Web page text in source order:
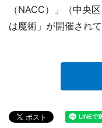
（NACC）」（中央
は魔術」が開催されて